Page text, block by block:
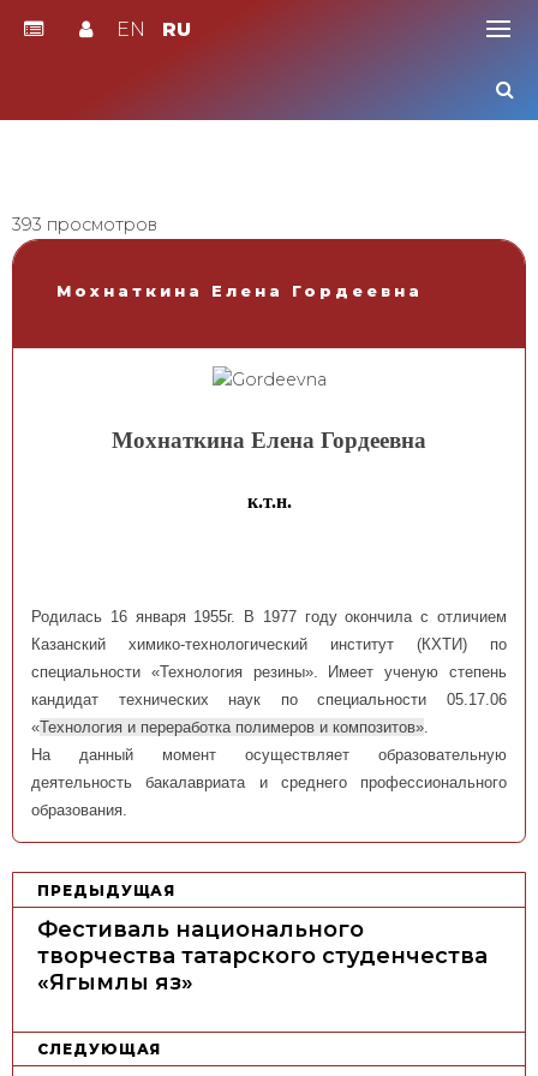
EN RU
393 просмотров
Мохнаткина Елена Гордеевна
Мохнаткина Елена Гордеевна
к.т.н.
Родилась 16 января 1955г. В 1977 году окончила с отличием
Казанский химико-технологический институт (КХТИ) по
специальности «Технология резины». Имеет ученую степень
кандидат технических наук по специальности 05.17.06
«Технология и переработка полимеров и композитов»
На данный момент осуществляет образовательную
деятельность бакалавриата и среднего профессионального
образования.
Н
г
а
ПРЕДЫДУЩАЯ
Фестиваль национального
творчества татарского студенчества
«Ягымлы яз»
СЛЕДУЮЩАЯ